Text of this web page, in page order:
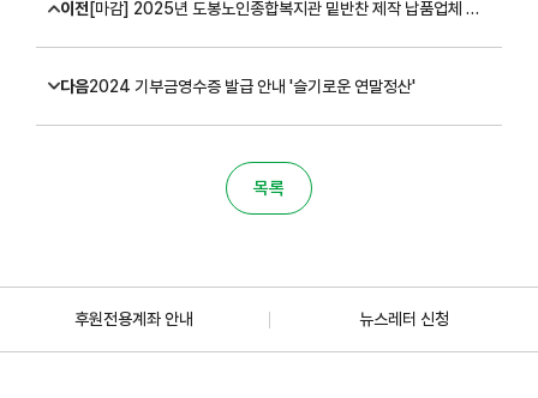
이전 [마감] 2025년 도봉노인종합복지관 밑반찬 제작 납품업체 선정 공고 (~11/25)
다음2024 기부금영수증 발급 안내 '슬기로운 연말정산'
목록
후원전용계좌 안내 뉴스레터 신청